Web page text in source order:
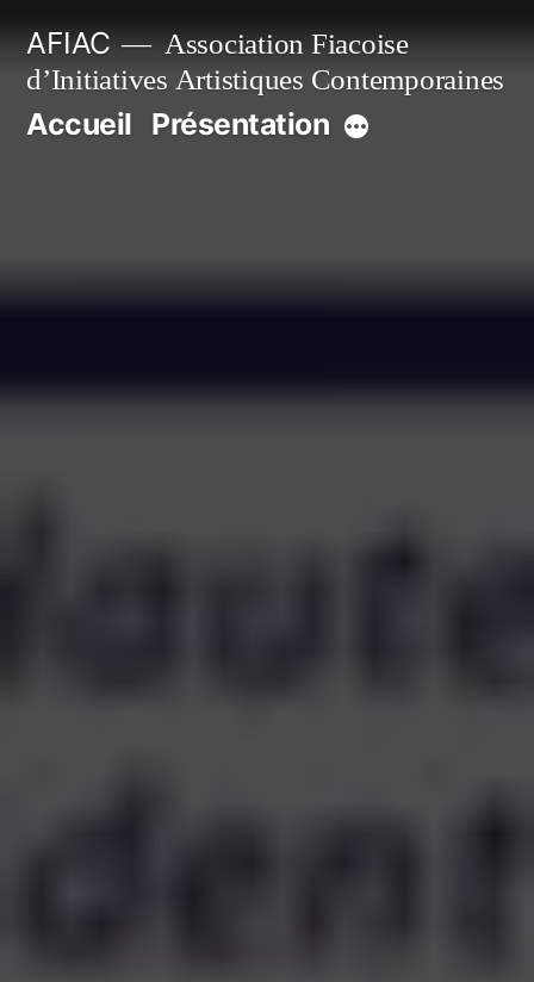
contenu
AFIAC
Association Fiacoise
d’Initiatives Artistiques Contemporaines
Accueil Présentation Plus